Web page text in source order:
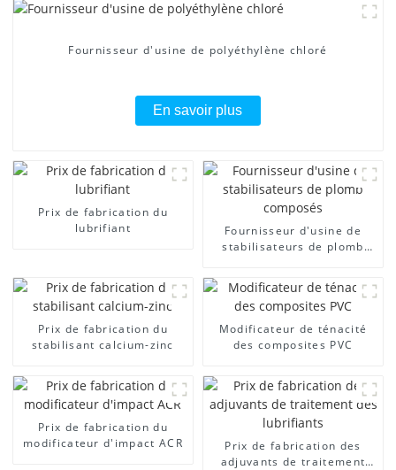
Fournisseur d'usine de polyéthylène chloré
En savoir plus
Prix ​​de fabrication du
lubrifiant
Fournisseur d'usine de
stabilisateurs de plomb
Prix ​​de fabrication du
stabilisant calcium-zinc
Modificateur de ténacité
des composites PVC
Prix ​​de fabrication du
modificateur d'impact ACR
Prix ​​de fabrication des
adjuvants de traitement